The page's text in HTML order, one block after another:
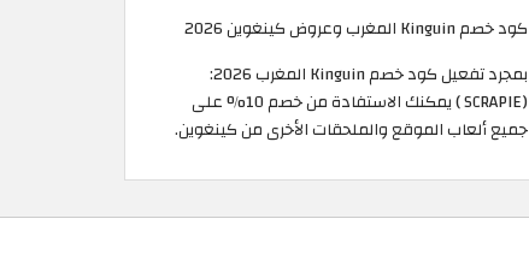
كود خصم Kinguin المغرب وعروض كينغوين 2026
بمجرد تفعيل كود خصم Kinguin المغرب 2026:
(SCRAPIE ) يمكنك الاستفادة من خصم 10% على
جميع ألعاب الموقع والملحقات الأخرى من كينغوين.